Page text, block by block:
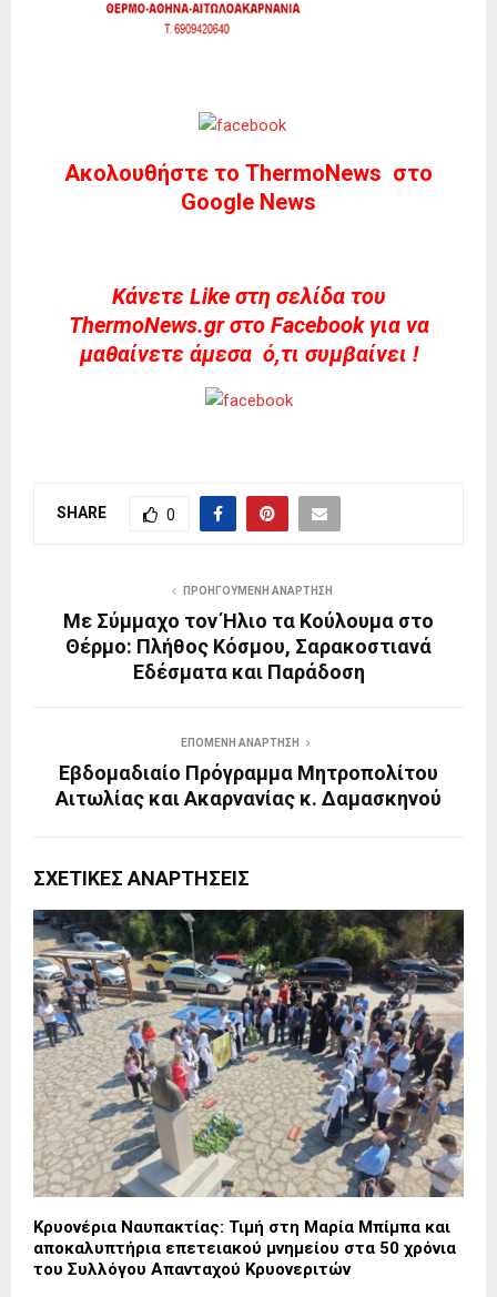
Ακολουθήστε το ThermoNews στο
Google News
Kάνετε Like στη σελίδα του
ThermoNews.gr στο Facebook για να
μαθαίνετε άμεσα ό,τι συμβαίνει !
SHARE 0
ΠΡΟΗΓΟΎΜΕΝΗ ΑΝΆΡΤΗΣΗ
Με Σύμμαχο τον Ήλιο τα Κούλουμα στο
Θέρμο: Πλήθος Κόσμου, Σαρακοστιανά
Εδέσματα και Παράδοση
ΕΠΌΜΕΝΗ ΑΝΆΡΤΗΣΗ
Εβδομαδιαίο Πρόγραμμα Μητροπολίτου
Αιτωλίας και Ακαρνανίας κ. Δαμασκηνού
ΣΧΕΤΙΚΈΣ ΑΝΑΡΤΉΣΕΙΣ
Κρυονέρια Ναυπακτίας: Τιμή στη Μαρία Μπίμπα και
αποκαλυπτήρια επετειακού μνημείου στα 50 χρόνια
του Συλλόγου Απανταχού Κρυονεριτών